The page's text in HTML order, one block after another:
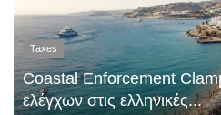
Taxes
Coastal Enforcement
ελέγχων στις ελληνικές...